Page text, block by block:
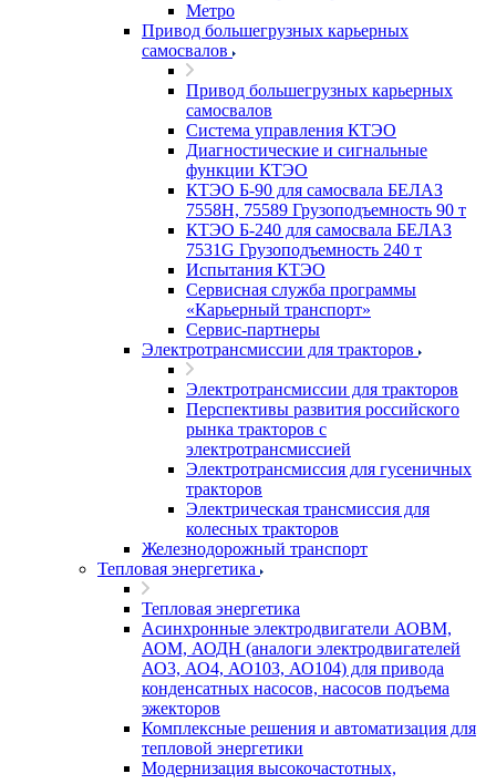
Метро
Привод большегрузных карьерных
самосвалов
Привод большегрузных карьерных
самосвалов
Система управления КТЭО
Диагностические и сигнальные
функции КТЭО
КТЭО Б-90 для самосвала БЕЛАЗ
7558H, 75589 Грузоподъемность 90 т
КТЭО Б-240 для самосвала БЕЛАЗ
7531G Грузоподъемность 240 т
Испытания КТЭО
Сервисная служба программы
«Карьерный транспорт»
Сервис-партнеры
Электротрансмиссии для тракторов
Электротрансмиссии для тракторов
Перспективы развития российского
рынка тракторов с
электротрансмиссией
Электротрансмиссия для гусеничных
тракторов
Электрическая трансмиссия для
колесных тракторов
Железнодорожный транспорт
Тепловая энергетика
Тепловая энергетика
Асинхронные электродвигатели АОВМ,
АОМ, АОДН (аналоги электродвигателей
АО3, АО4, АО103, АО104) для привода
конденсатных насосов, насосов подъема
эжекторов
Комплексные решения и автоматизация для
тепловой энергетики
Модернизация высокочастотных,